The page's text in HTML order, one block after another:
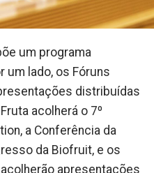
um programa
um lado, os Fóruns
distribuídas
acolherá o 7º
a Conferência da
da Biofruit, e os
apresentações